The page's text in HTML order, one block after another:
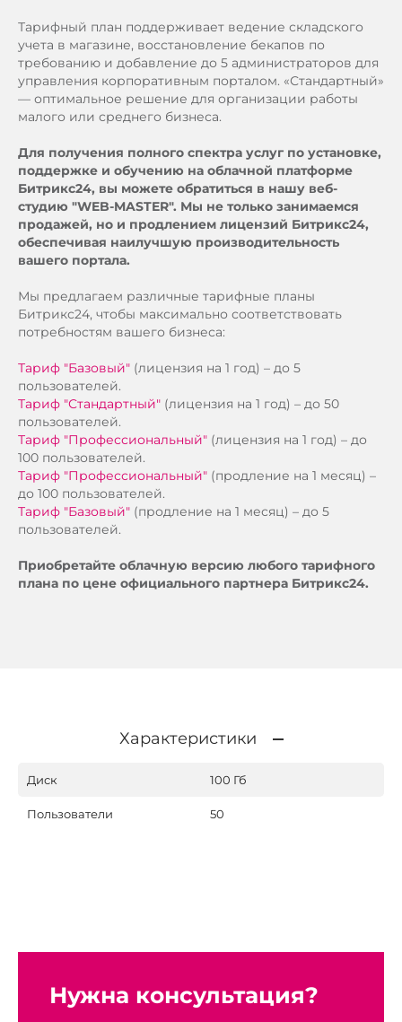
Тарифный план поддерживает ведение складского
учета в магазине, восстановление бекапов по
требованию и добавление до 5 администраторов для
управления корпоративным порталом. «Стандартный»
— оптимальное решение для организации работы
малого или среднего бизнеса.
Для получения полного спектра услуг по установке,
поддержке и обучению на облачной платформе
Битрикс24, вы можете обратиться в нашу веб-
студию "WEB-MASTER". Мы не только занимаемся
продажей, но и продлением лицензий Битрикс24,
обеспечивая наилучшую производительность
вашего портала.
Мы предлагаем различные тарифные планы
Битрикс24, чтобы максимально соответствовать
потребностям вашего бизнеса:
Тариф "Базовый" (лицензия на 1 год) – до 5
пользователей.
Тариф "Стандартный" (лицензия на 1 год) – до 50
пользователей.
Тариф "Профессиональный" (лицензия на 1 год) – до
100 пользователей.
Тариф "Профессиональный" (продление на 1 месяц) –
до 100 пользователей.
Тариф "Базовый" (продление на 1 месяц) – до 5
пользователей.
Приобретайте облачную версию любого тарифного
плана по цене официального партнера Битрикс24.
Характеристики
Диск 100 Гб
Пользователи 50
Нужна консультация?